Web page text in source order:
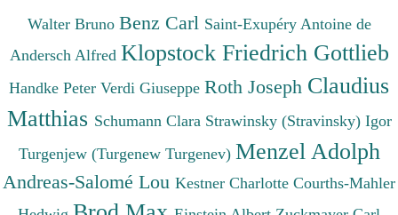
Walter Bruno Benz Carl Saint-Exupéry Antoine de
Andersch Alfred Klopstock Friedrich Gottlieb
Handke Peter Verdi Giuseppe Roth Joseph Claudius
Matthias Schumann Clara Strawinsky (Stravinsky) Igor
Turgenjew (Turgenew Turgenev) Menzel Adolph
Andreas-Salomé Lou Kestner Charlotte Courths-Mahler